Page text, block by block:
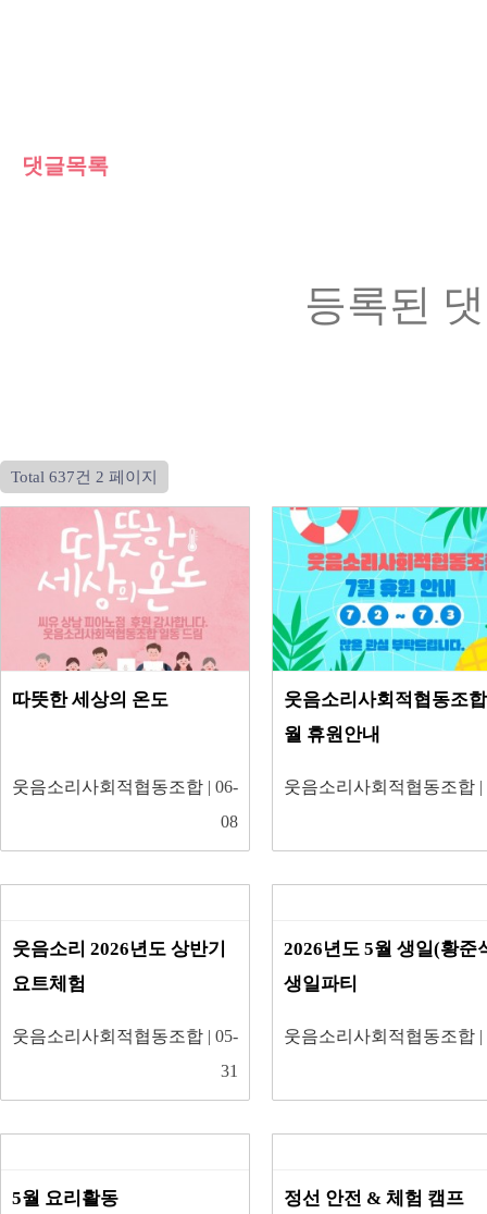
댓글목록
등록된
Total 637건 2 페이지
따뜻한 세상의 온도
웃음소리사회적협동조합 | 06-
08
웃음소리사회적협동조
월 휴원안내
웃음소리사회적협동조합
웃음소리 2026년도 상반기
요트체험
웃음소리사회적협동조합 | 05-
31
2026년도 5월 생일(황준
생일파티
웃음소리사회적협동조합
5월 요리활동 정선 안전 & 체험 캠프